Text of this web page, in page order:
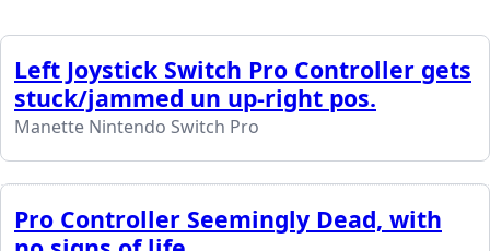
Left Joystick Switch Pro Controller gets
stuck/jammed un up-right pos.
Manette Nintendo Switch Pro
Pro Controller Seemingly Dead, with